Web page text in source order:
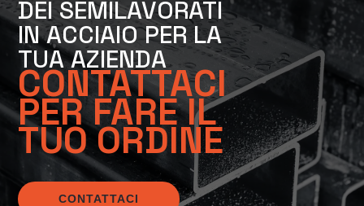
DEI SEMILAVORATI
IN ACCIAIO PER LA
TUA AZIENDA
CONTATTACI
PER FARE IL
TUO ORDINE
CONTATTACI